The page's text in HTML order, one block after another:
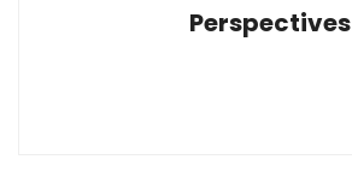
Perspectives